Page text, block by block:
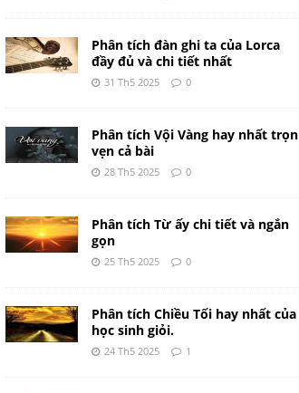
Phân tích đàn ghi ta của Lorca
đầy đủ và chi tiết nhất
31 Th5 2025 0
Phân tích Vội Vàng hay nhất trọn
vẹn cả bài
28 Th5 2025 0
Phân tích Từ ấy chi tiết và ngắn
gọn
25 Th5 2025 0
Phân tích Chiều Tối hay nhất của
học sinh giỏi.
24 Th5 2025 1